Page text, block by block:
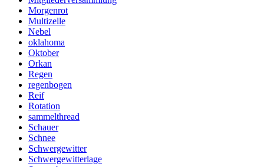
Morgenrot
Multizelle
Nebel
oklahoma
Oktober
Orkan
Regen
regenbogen
Reif
Rotation
sammelthread
Schauer
Schnee
Schwergewitter
Schwergewitterlage